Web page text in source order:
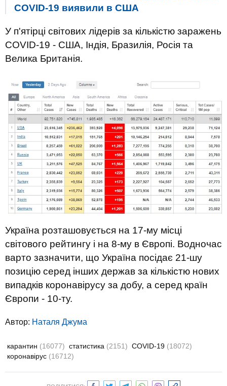
COVID-19 виявили в США
У п'ятірці світових лідерів за кількістю заражень
COVID-19 - США, Індія, Бразилія, Росія та
Велика Британія.
Україна розташовується на 17-му місці
світового рейтингу і на 8-му в Європі. Водночас
варто зазначити, що Україна посідає 21-шу
позицію серед інших держав за кількістю нових
випадків коронавірусу за добу, а серед країн
Європи - 10-ту.
Автор: Наталя Джума
карантин (16077) статистика (2151) COVID-19 (18072)
коронавірус (16712)